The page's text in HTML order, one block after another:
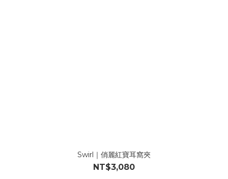
Swirl｜俏麗紅寶耳窩夾
NT$3,080